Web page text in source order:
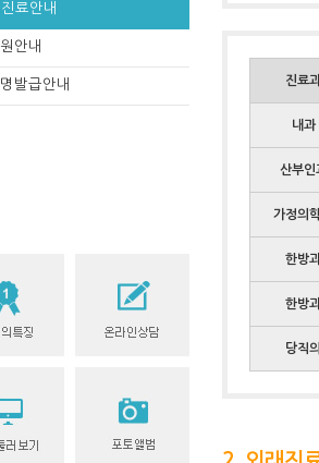
료안내
안내
발급안내 진료
내과
산부인
가정의
한방
한방
당직